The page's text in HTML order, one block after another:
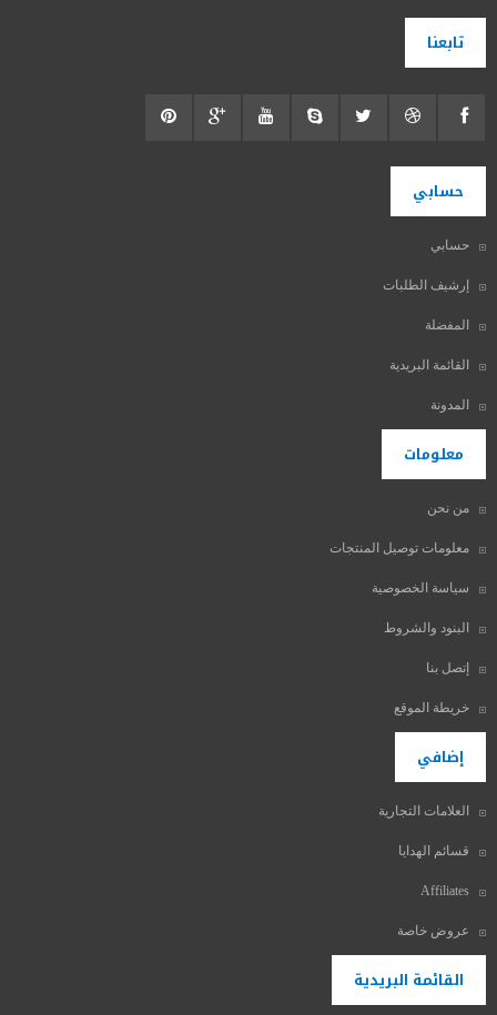
تابعنا
حسابي
حسابي
إرشيف الطلبات
المفضلة
القائمة البريدية
المدونة
معلومات
من نحن
معلومات توصيل المنتجات
سياسة الخصوصية
البنود والشروط
إتصل بنا
خريطة الموقع
إضافي
العلامات التجارية
قسائم الهدايا
Affiliates
عروض خاصة
القائمة البريدية